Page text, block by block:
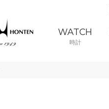
WATCH
時計